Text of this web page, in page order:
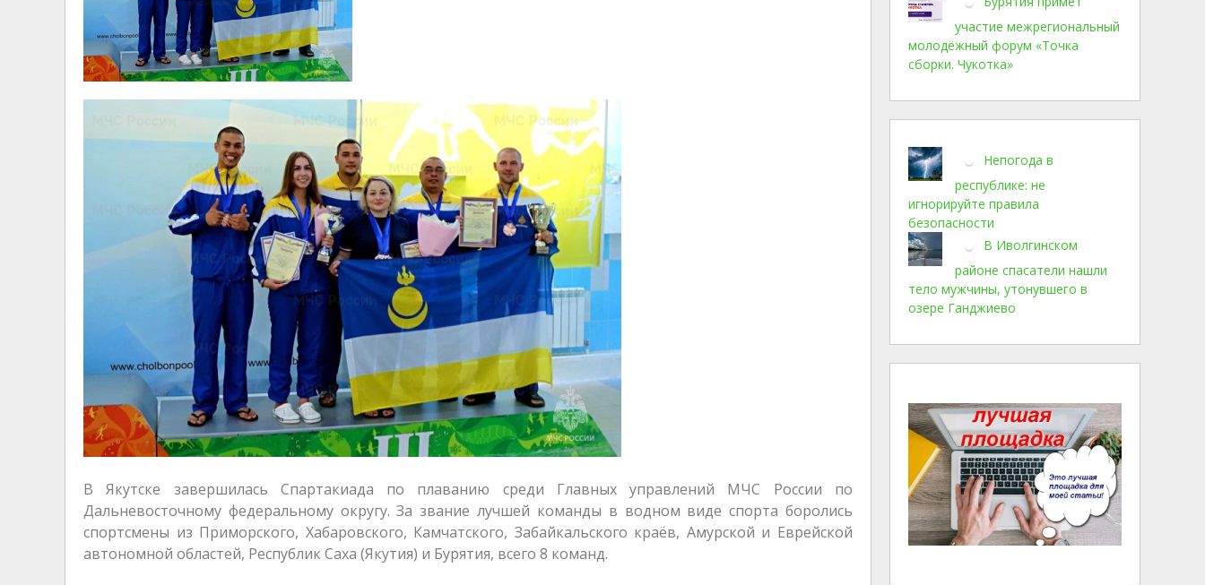
В Якутске завершилась Спартакиада по плаванию среди Главных управлений МЧС России по
Дальневосточному федеральному округу. За звание лучшей команды в водном виде спорта боролись
спортсмены из Приморского, Хабаровского, Камчатского, Забайкальского краёв, Амурской и Еврейской
автономной областей, Республик Саха (Якутия) и Бурятия, всего 8 команд.
участие межрегиональный
молодёжный форум «Точка
сборки. Чукотка»
Непогода в
республике: не
игнорируйте правила
безопасности
В Иволгинском
районе спасатели нашли
тело мужчины, утонувшего в
озере Ганджиево